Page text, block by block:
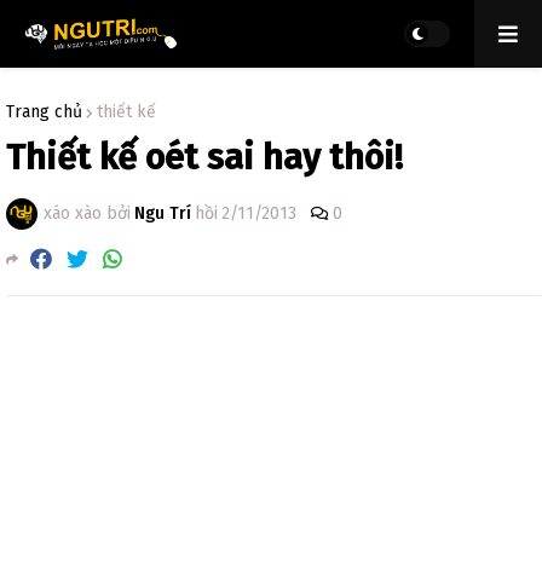
Trang chủ thiết kế
Thiết kế oét sai hay thôi!
xáo xào bởi Ngu Trí hồi 2/11/2013 0